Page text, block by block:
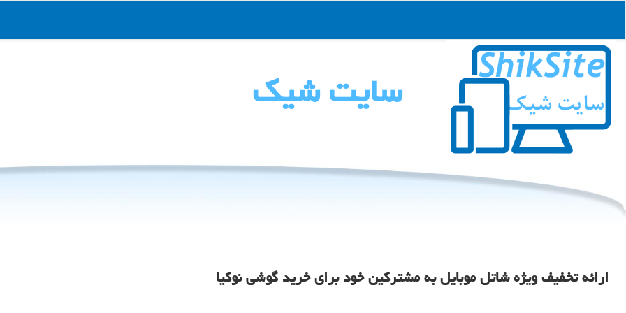
سایت شیك
ارائه تخفیف ویژه شاتل موبایل به مشتركین خود برای خرید گوشی نوكیا